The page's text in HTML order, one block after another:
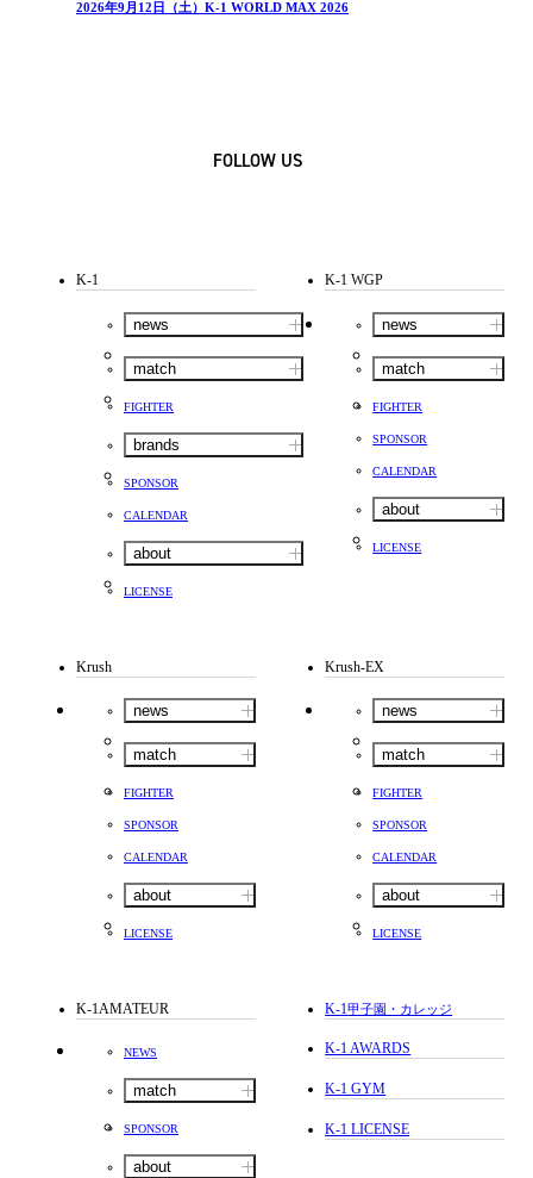
2026年9月12日（土）K-1 WORLD MAX 2026
FOLLOW US
K-1
news
match
FIGHTER
brands
SPONSOR
CALENDAR
about
LICENSE
K-1 WGP
news
match
FIGHTER
SPONSOR
CALENDAR
about
LICENSE
Krush
news
match
FIGHTER
SPONSOR
CALENDAR
about
LICENSE
Krush-EX
news
match
FIGHTER
SPONSOR
CALENDAR
about
LICENSE
K-1AMATEUR
NEWS
match
SPONSOR
about
K-1甲子園・カレッジ
K-1 AWARDS
K-1 GYM
K-1 LICENSE